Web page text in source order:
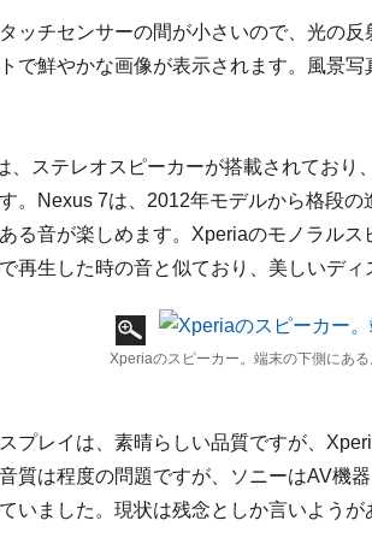
ッチセンサーの間が小さいので、光の
で鮮やかな画像が表示されます。風景
、ステレオスピーカーが搭載されてお
。Nexus 7は、2012年モデルから格段
る音が楽しめます。Xperiaのモノラル
再生した時の音と似ており、美しいデ
Xperiaのスピーカー。端末の下側にある
プレイは、素晴らしい品質ですが、
質は程度の問題ですが、ソニーはAV機
いました。現状は残念としか言いようが